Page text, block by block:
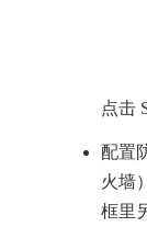
点击
配置
火墙
框里